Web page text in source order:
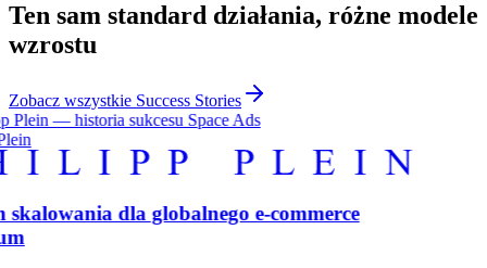
Ten sam standard działania, różne modele
wzrostu
Zobacz wszystkie Success Stories
skalowania dla globalnego e-commerce